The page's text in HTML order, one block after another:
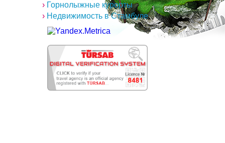
› Горнолыжные курорты
› Недвижимость в Стамбуле